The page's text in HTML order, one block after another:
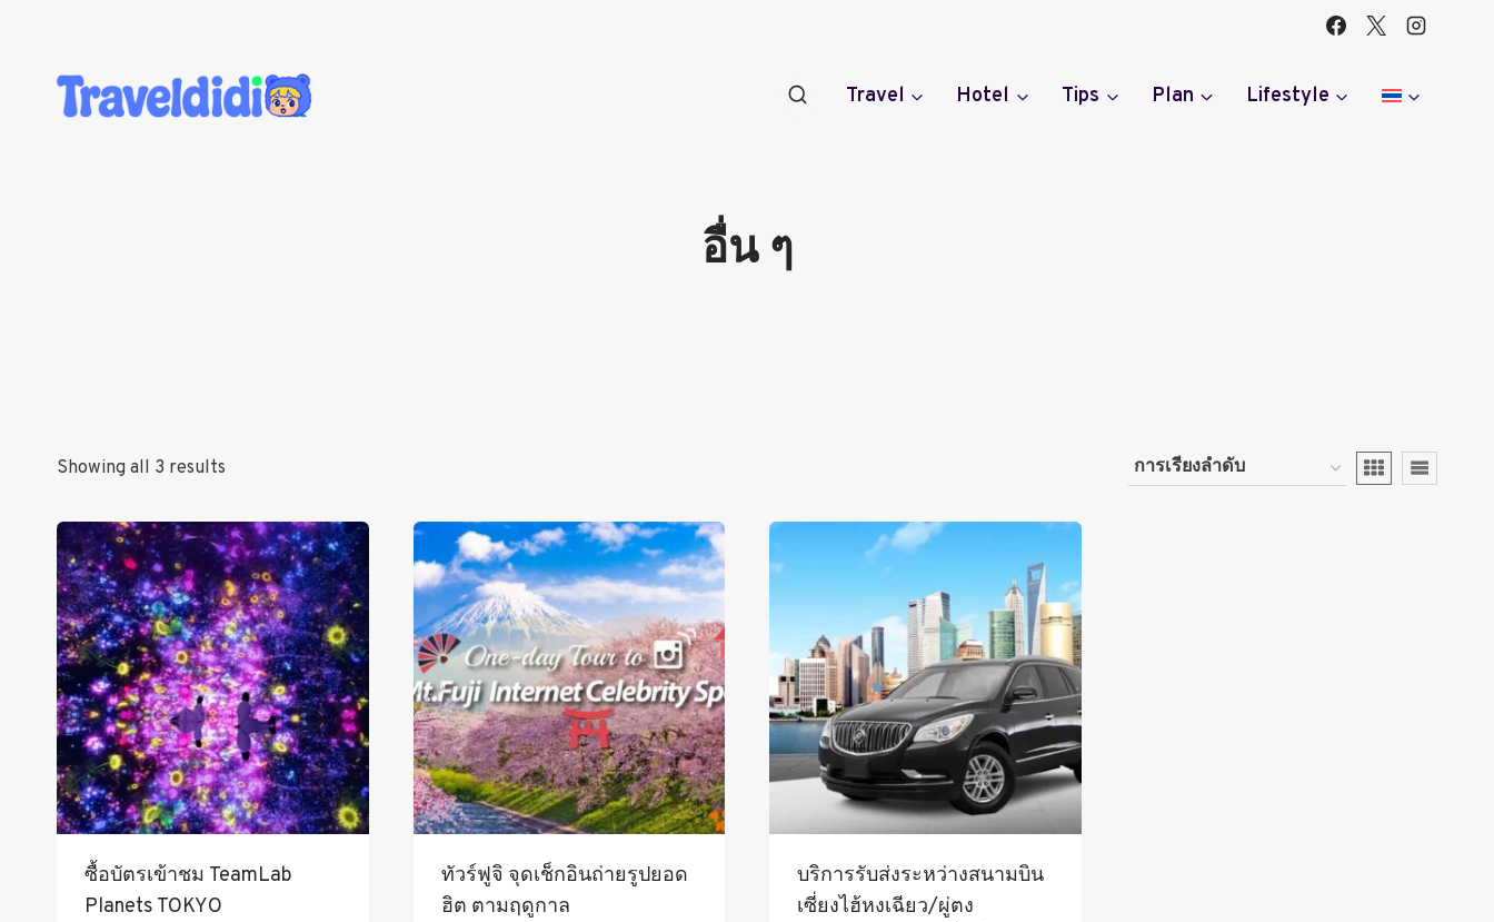
content
Travel Hotel Tips Plan Lifestyle
อื่น ๆ
Showing all 3 results
ซื้อบัตรเข้าชม TeamLab
Planets TOKYO
ทัวร์ฟูจิ จุดเช็กอินถ่ายรูปยอด
ฮิต ตามฤดูกาล
บริการรับส่งระหว่างสนามบิน
เซี่ยงไฮ้หงเฉียว/ผู่ตง